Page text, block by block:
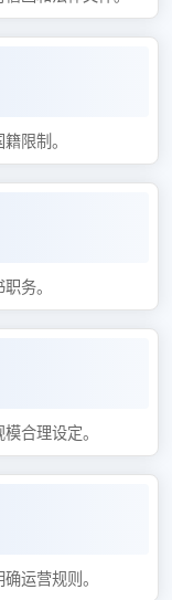
限制。
务。
合理设定。
运营规则。